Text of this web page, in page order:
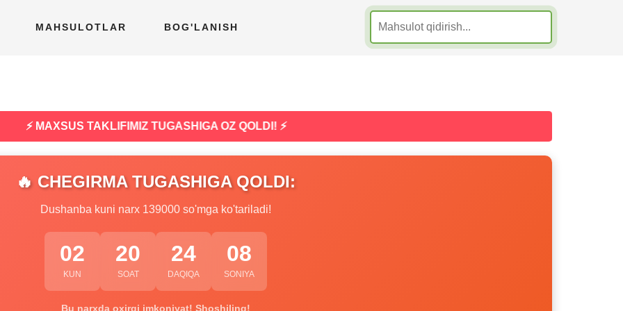
MAHSULOTLAR BOG'LANISH
⚡ MAXSUS TAKLIFIMIZ TUGASHIGA OZ QOLDI! ⚡
🔥 CHEGIRMA TUGASHIGA QOLDI:
Dushanba kuni narx 139000 so'mga ko'tariladi!
02
KUN
20
SOAT
24
DAQIQA
07
SONIYA
Bu narxda oxirgi imkoniyat! Shoshiling!